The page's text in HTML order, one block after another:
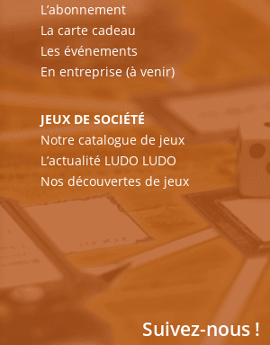
L’abonnement
La carte cadeau
Les événements
En entreprise (à venir)
JEUX DE SOCIÉTÉ
Notre catalogue de jeux
L’actualité LUDO LUDO
Nos découvertes de jeux
Suivez-nous !